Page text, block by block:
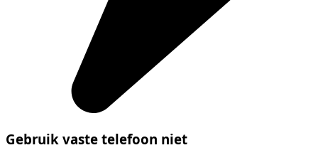
Gebruik vaste telefoon niet